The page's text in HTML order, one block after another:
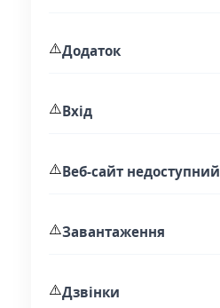
⚠️Додаток
⚠️Вхід
⚠️Веб-сайт недоступний
⚠️Завантаження
⚠️Дзвінки